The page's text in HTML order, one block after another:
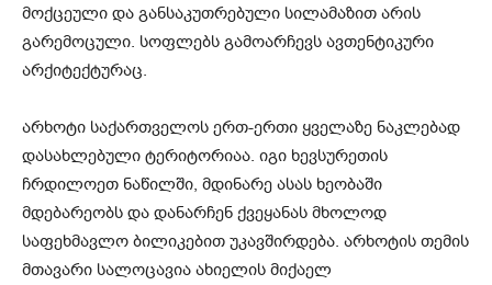
მოქცეული და განსაკუთრებული სილამაზით არის
გარემოცული. სოფლებს გამოარჩევს ავთენტიკური
არქიტექტურაც.
არხოტი საქართველოს ერთ-ერთი ყველაზე ნაკლებად
დასახლებული ტერიტორიაა. იგი ხევსურეთის
ჩრდილოეთ ნაწილში, მდინარე ასას ხეობაში
მდებარეობს და დანარჩენ ქვეყანას მხოლოდ
საფეხმავლო ბილიკებით უკავშირდება. არხოტის თემის
მთავარი სალოცავია ახიელის მიქაელ